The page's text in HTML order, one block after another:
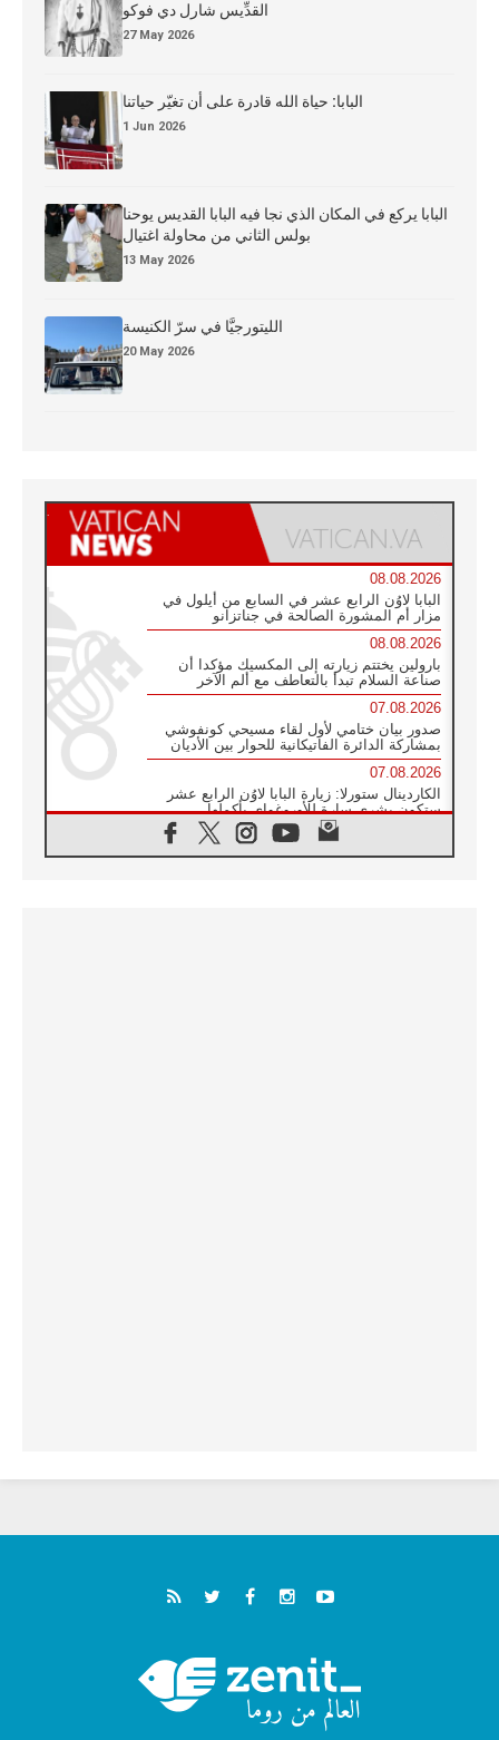
القدِّيس شارل دي فوكو
27 May 2026
البابا: حياة الله قادرة على أن تغيّر حياتنا
1 Jun 2026
البابا يركع في المكان الذي نجا فيه البابا القديس يوحنا
بولس الثاني من محاولة اغتيال
13 May 2026
الليتورجيَّا في سرّ الكنيسة
20 May 2026
08.08.2026
البابا لاوُن الرابع عشر في السابع من أيلول في
مزار أم المشورة الصالحة في جناتزانو
08.08.2026
بارولين يختتم زيارته إلى المكسيك مؤكدا أن
صناعة السلام تبدأ بالتعاطف مع ألم الآخر
07.08.2026
صدور بيان ختامي لأول لقاء مسيحي كونفوشي
بمشاركة الدائرة الفاتيكانية للحوار بين الأديان
07.08.2026
الكاردينال ستورلا: زيارة البابا لاوُن الرابع عشر
ستكون بشرى سارة للأوروغواي بأكملها
الفاتيكان يعلن برنامج الزيارة الرسولية للبابا لاوُن